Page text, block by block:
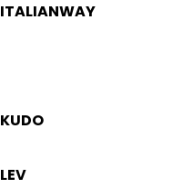
ITALIANWAY
KUDO
LEV